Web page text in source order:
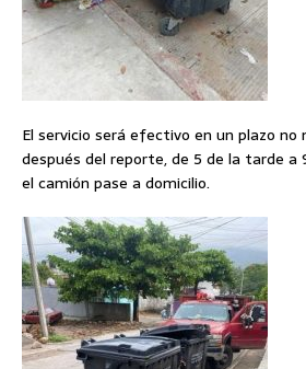
El servicio será efectivo en un plazo no
después del reporte, de 5 de la tarde a
el camión pase a domicilio.